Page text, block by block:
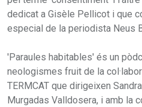
dedicat a Gisèle Pellicot i que
especial de la periodista Neus
'Paraules habitables' és un
neologismes fruit de la
TERMCAT que dirigeixen
Murgadas Valldosera, i amb la